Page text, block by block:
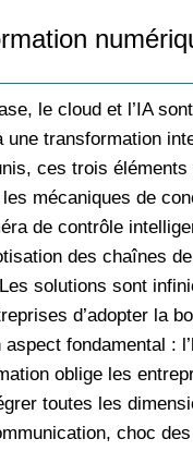
le cloud et l’IA
une transformation
ces trois éléments
mécaniques de
de contrôle
des chaînes
solutions sont
d’adopter la
fondamental :
oblige les
toutes les
choc